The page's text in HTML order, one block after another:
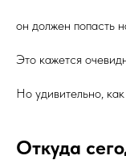
он должен попасть
Это кажется
Но удивительно,
Откуда